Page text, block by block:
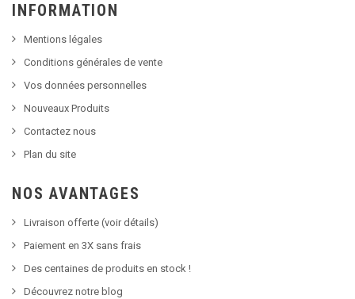
INFORMATION
Mentions légales
Conditions générales de vente
Vos données personnelles
Nouveaux Produits
Contactez nous
Plan du site
NOS AVANTAGES
Livraison offerte (voir détails)
Paiement en 3X sans frais
Des centaines de produits en stock !
Découvrez notre blog